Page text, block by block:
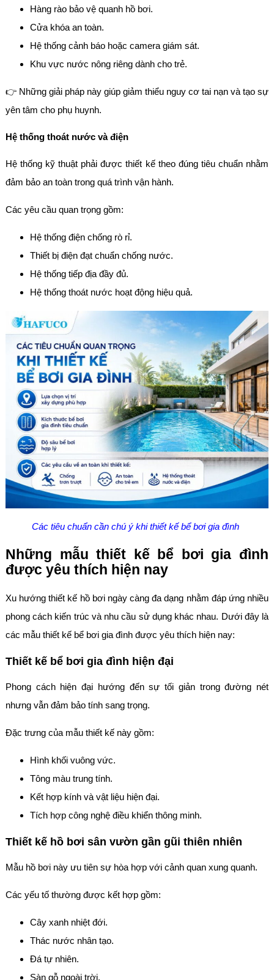
Hàng rào bảo vệ quanh hồ bơi.
Cửa khóa an toàn.
Hệ thống cảnh báo hoặc camera giám sát.
Khu vực nước nông riêng dành cho trẻ.
👉 Những giải pháp này giúp giảm thiểu nguy cơ tai nạn và tạo sự
yên tâm cho phụ huynh.
Hệ thống thoát nước và điện
Hệ thống kỹ thuật phải được thiết kế theo đúng tiêu chuẩn nhằm
đảm bảo an toàn trong quá trình vận hành.
Các yêu cầu quan trọng gồm:
Hệ thống điện chống rò rỉ.
Thiết bị điện đạt chuẩn chống nước.
Hệ thống tiếp địa đầy đủ.
Hệ thống thoát nước hoạt động hiệu quả.
Các tiêu chuẩn cần chú ý khi thiết kế bể bơi gia đình
Những mẫu thiết kế bể bơi gia đình
được yêu thích hiện nay
Xu hướng thiết kế hồ bơi ngày càng đa dạng nhằm đáp ứng nhiều
phong cách kiến trúc và nhu cầu sử dụng khác nhau. Dưới đây là
các mẫu thiết kế bể bơi gia đình được yêu thích hiện nay:
Thiết kế bể bơi gia đình hiện đại
Phong cách hiện đại hướng đến sự tối giản trong đường nét
nhưng vẫn đảm bảo tính sang trọng.
Đặc trưng của mẫu thiết kế này gồm:
Hình khối vuông vức.
Tông màu trung tính.
Kết hợp kính và vật liệu hiện đại.
Tích hợp công nghệ điều khiển thông minh.
Thiết kế hồ bơi sân vườn gần gũi thiên nhiên
Mẫu hồ bơi này ưu tiên sự hòa hợp với cảnh quan xung quanh.
Các yếu tố thường được kết hợp gồm:
Cây xanh nhiệt đới.
Thác nước nhân tạo.
Đá tự nhiên.
Sàn gỗ ngoài trời.